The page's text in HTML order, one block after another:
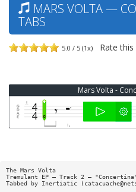
MARS VOLTA —
TABS
5.0 / 5 (1x) Rate this
Mars Volta -
The Mars Volta
Tremulant EP — Track 2 —
Tabbed by Inertiatic (